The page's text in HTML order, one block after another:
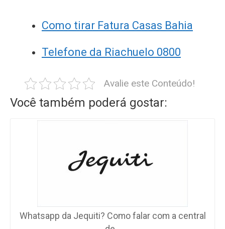
Como tirar Fatura Casas Bahia
Telefone da Riachuelo 0800
Avalie este Conteúdo!
Você também poderá gostar:
Whatsapp da Jequiti? Como falar com a central